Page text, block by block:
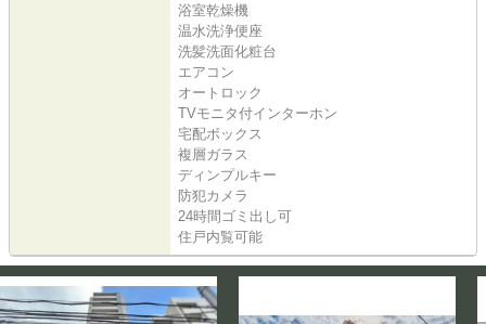
浴室乾燥機
温水洗浄便座
洗髪洗面化粧台
エアコン
オートロック
TVモニタ付インターホン
宅配ボックス
複層ガラス
ディンプルキー
防犯カメラ
24時間ゴミ出し可
住戸内覧可能